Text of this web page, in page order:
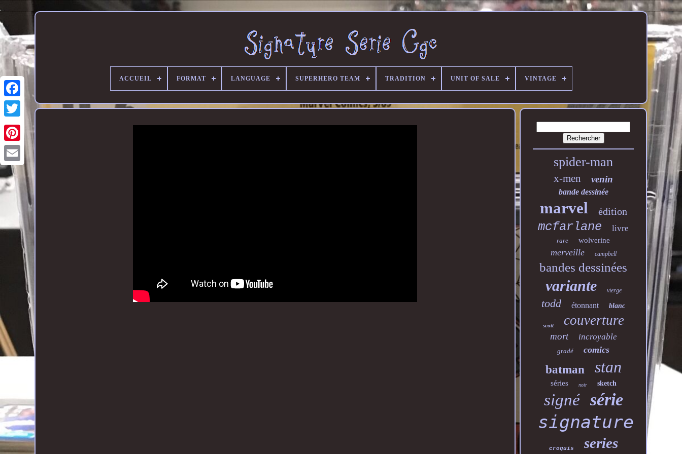
ACCUEIL FORMAT LANGUAGE SUPERHERO TEAM TRADITION UNIT OF SALE VINTAGE
spider-man
x-men venin
bande dessinée
marvel édition
mcfarlane livre
rare wolverine
merveille campbell
bandes dessinées
variante vierge
todd étonnant blanc
scott couverture
mort incroyable
gradé comics
batman stan
séries noir sketch
signé série
signature
croquis series